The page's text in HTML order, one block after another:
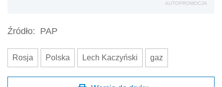
AUTOPROMOCJA
Źródło: PAP
Rosja Polska Lech Kaczyński gaz